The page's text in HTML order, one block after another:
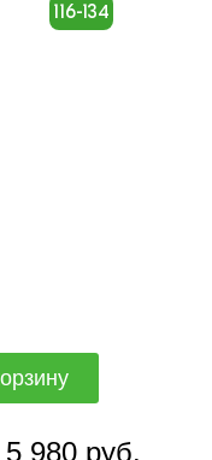
116-134
5 980 руб.